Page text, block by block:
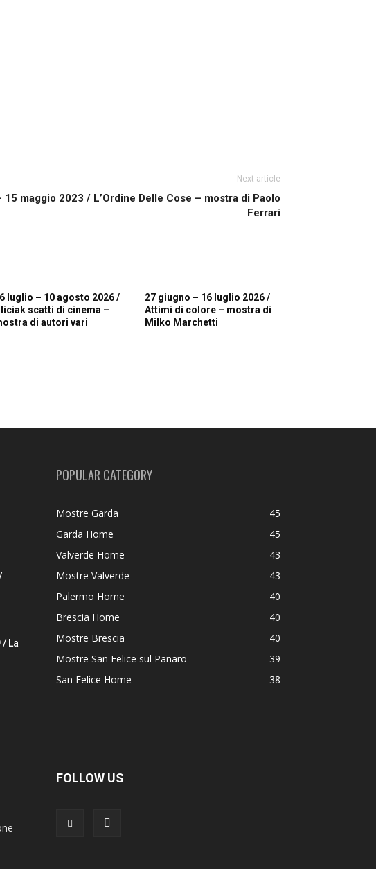
Next article
15 maggio 2023 / L’Ordine Delle Cose – mostra di Paolo
Ferrari
luglio – 10 agosto 2026 /
scatti di cinema –
di autori vari
27 giugno – 16 luglio 2026 /
Attimi di colore – mostra di
Milko Marchetti
La
POPULAR CATEGORY
Mostre Garda
45
Garda Home
45
Valverde Home
43
Mostre Valverde
43
Palermo Home
40
Brescia Home
40
Mostre Brescia
40
Mostre San Felice sul Panaro
39
San Felice Home
38
FOLLOW US